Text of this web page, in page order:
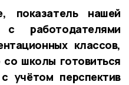
нашей
работодателями
классов,
школы готовиться
учётом перспектив